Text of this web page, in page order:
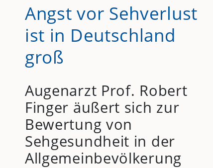
Angst vor Sehverlust
ist in Deutschland
groß
Augenarzt Prof. Robert
Finger äußert sich zur
Bewertung von
Sehgesundheit in der
Allgemeinbevölkerung